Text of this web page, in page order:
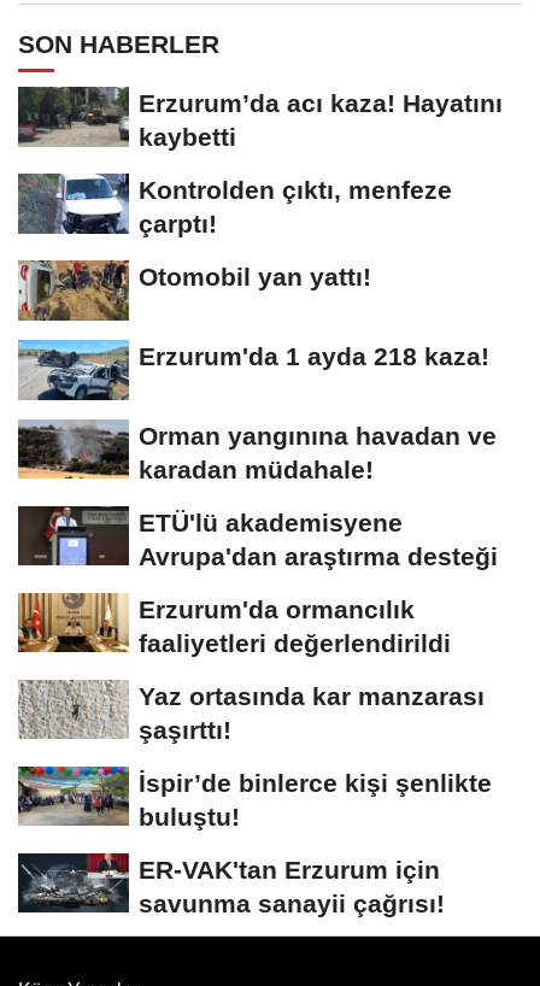
SON HABERLER
Erzurum’da acı kaza! Hayatını
kaybetti
Kontrolden çıktı, menfeze
çarptı!
Otomobil yan yattı!
Erzurum'da 1 ayda 218 kaza!
Orman yangınına havadan ve
karadan müdahale!
ETÜ'lü akademisyene
Avrupa'dan araştırma desteği
Erzurum'da ormancılık
faaliyetleri değerlendirildi
Yaz ortasında kar manzarası
şaşırttı!
İspir’de binlerce kişi şenlikte
buluştu!
ER-VAK'tan Erzurum için
savunma sanayii çağrısı!